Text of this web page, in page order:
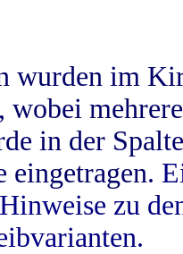
wurden im
wobei
in der
eingetragen.
zu